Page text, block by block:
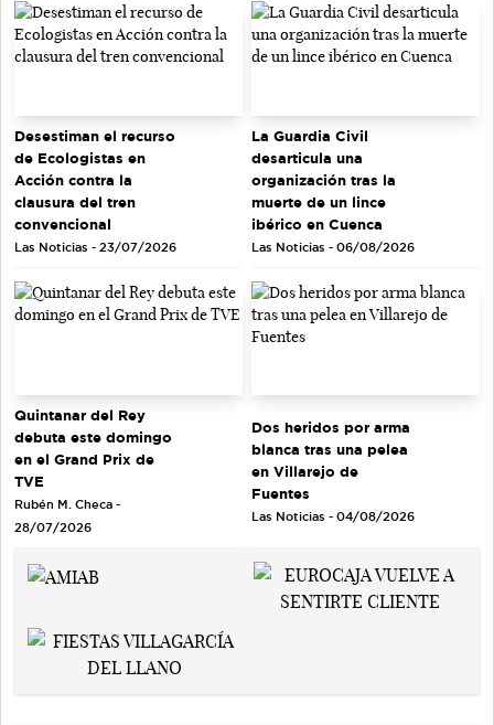
Desestiman el recurso
de Ecologistas en
Acción contra la
clausura del tren
convencional
Las Noticias - 23/07/2026
La Guardia Civil
desarticula una
organización tras la
muerte de un lince
ibérico en Cuenca
Las Noticias - 06/08/2026
Quintanar del Rey
debuta este domingo
en el Grand Prix de
TVE
Rubén M. Checa -
28/07/2026
Dos heridos por arma
blanca tras una pelea
en Villarejo de
Fuentes
Las Noticias - 04/08/2026